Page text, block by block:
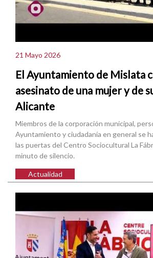
21 Mayo 2026
El Ayuntamiento de Mislata
asesinato de una mujer y de
Alicante
Miembros de la corporación municipal,
Ayuntamiento y ciudadanía en general se
las puertas del Centro Sociocultural La
minuto de silencio.
Actualidad